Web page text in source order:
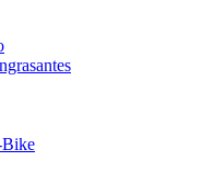
Bike